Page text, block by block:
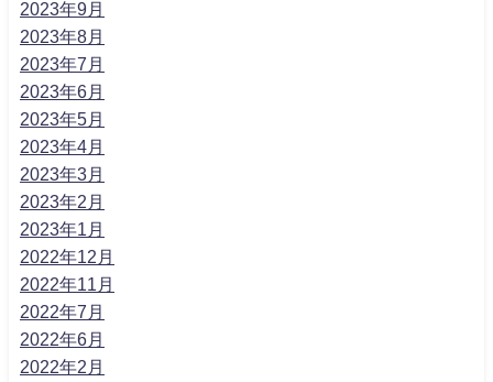
2023年9月
2023年8月
2023年7月
2023年6月
2023年5月
2023年4月
2023年3月
2023年2月
2023年1月
2022年12月
2022年11月
2022年7月
2022年6月
2022年2月